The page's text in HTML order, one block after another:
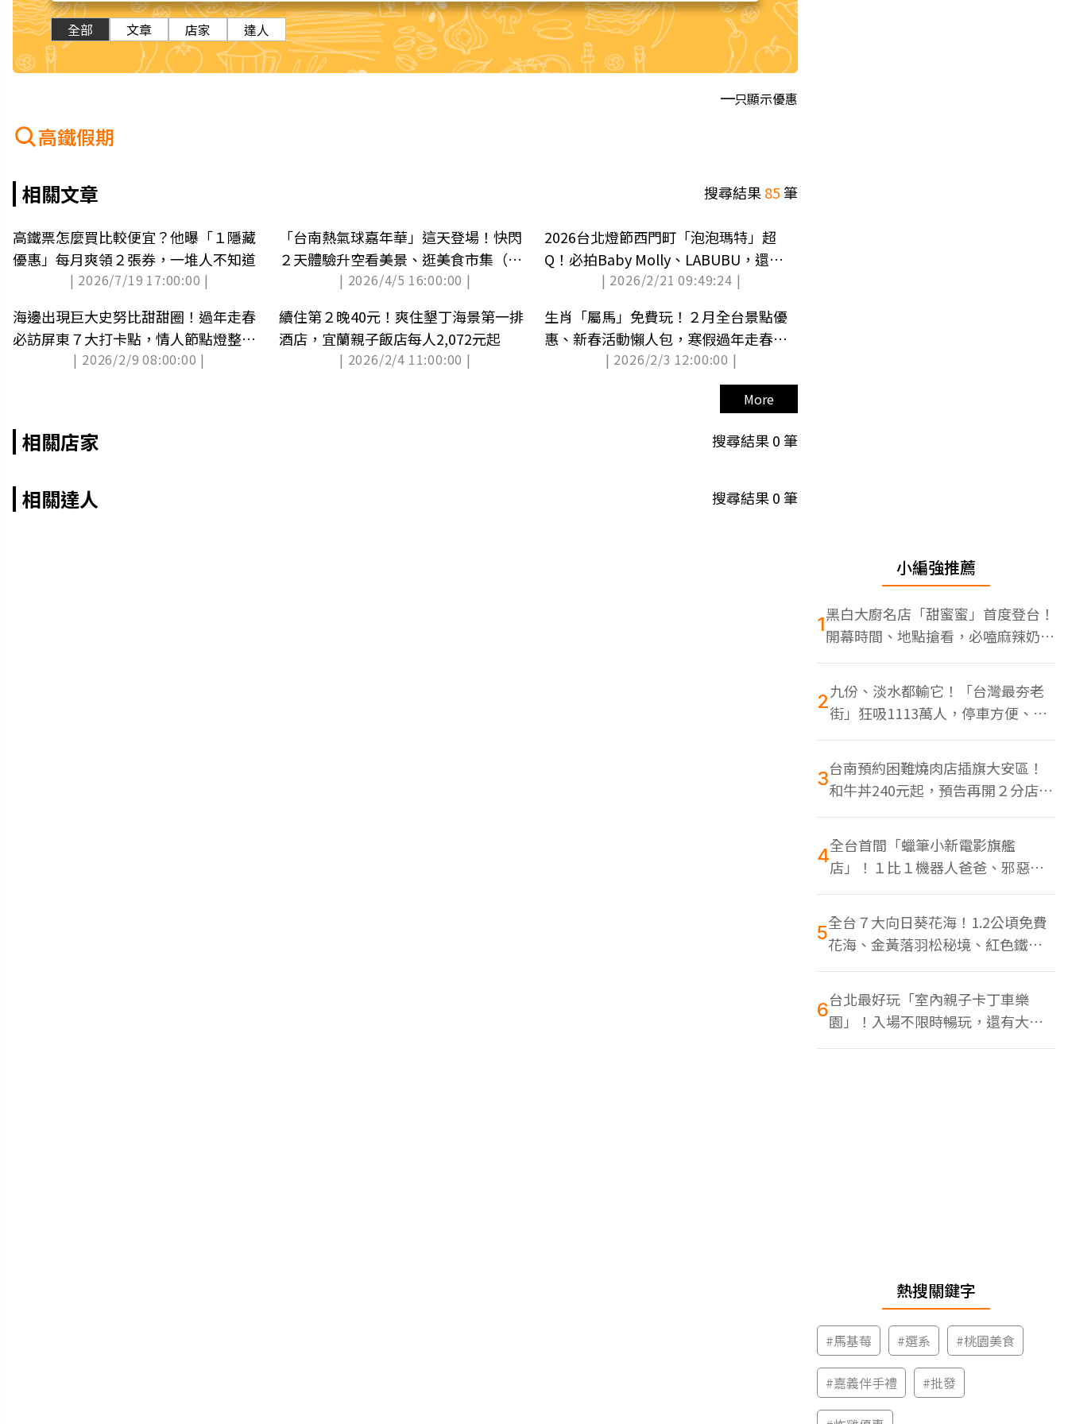
全部 文章 店家 達人
只顯示優惠
高鐵假期
相關文章 搜尋結果85筆
高鐵票怎麼買比較便宜？他曝「１隱藏
優惠」每月爽領２張券，一堆人不知道
| 2026/7/19 17:00:00 |
「台南熱氣球嘉年華」這天登場！快閃
２天體驗升空看美景、逛美食市集（中
| 2026/4/5 16:00:00 |
2026台北燈節西門町「泡泡瑪特」超
Q！必拍Baby Molly、LABUBU，還有
熊讚應援WBC| 2026/2/21 09:49:24 |
海邊出現巨大史努比甜甜圈！過年走春
必訪屏東７大打卡點，情人節點燈整個
月（中獎公布）| 2026/2/9 08:00:00 |
續住第２晚40元！爽住墾丁海景第一排
酒店，宜蘭親子飯店每人2,072元起
| 2026/2/4 11:00:00 |
生肖「屬馬」免費玩！２月全台景點優
惠、新春活動懶人包，寒假過年走春必
看（中獎公布）| 2026/2/3 12:00:00 |
More
相關店家 搜尋結果0筆
相關達人 搜尋結果0筆
小編強推薦
1黑白大廚名店「甜蜜蜜」首度登台！
開幕時間、地點搶看，必嗑麻辣奶油
蝦
2九份、淡水都輸它！「台灣最夯老
街」狂吸1113萬人，停車方便、特
色美食多
3台南預約困難燒肉店插旗大安區！
和牛丼240元起，預告再開２分店、
地點曝光
4全台首間「蠟筆小新電影旗艦
店」！１比１機器人爸爸、邪惡正
男，百款周邊買翻
5全台７大向日葵花海！1.2公頃免費
花海、金黃落羽松秘境、紅色鐵橋
同框
6台北最好玩「室內親子卡丁車樂
園」！入場不限時暢玩，還有大螢
幕Switch遊戲區
熱搜關鍵字
#馬基莓 #選系 #桃園美食
#嘉義伴手禮 #批發